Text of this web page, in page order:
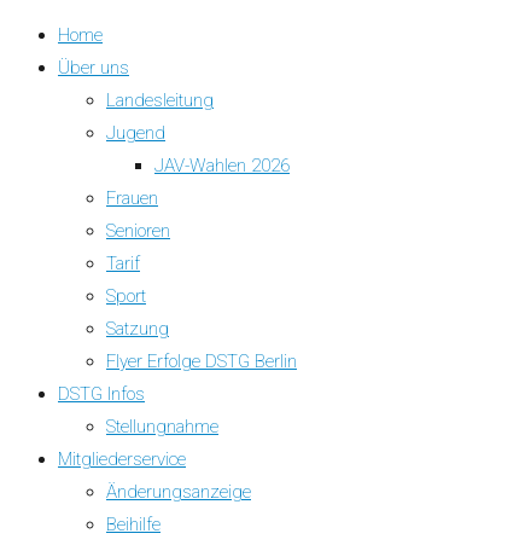
Home
Über uns
Landesleitung
Jugend
JAV-Wahlen 2026
Frauen
Senioren
Tarif
Sport
Satzung
Flyer Erfolge DSTG Berlin
DSTG Infos
Stellungnahme
Mitgliederservice
Änderungsanzeige
Beihilfe